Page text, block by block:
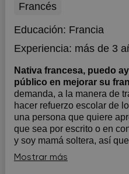
Francés
Educación: Francia
Experiencia: más de 3
Nativa francesa, puedo
público en mejorar su
demanda, a la manera de
hacer refuerzo escolar de
una persona que quiere
que sea por escrito o en
y soy mamá soltera, así
conozco bien!
Mostrar más